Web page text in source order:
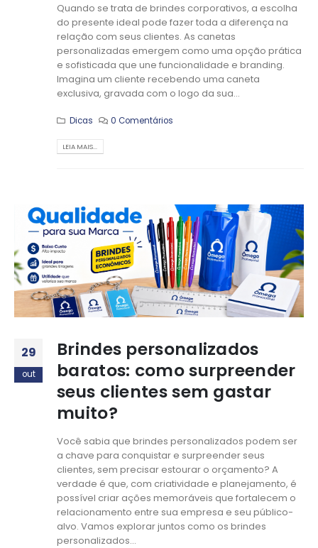
Quando se trata de brindes corporativos, a escolha
do presente ideal pode fazer toda a diferença na
relação com seus clientes. As canetas
personalizadas emergem como uma opção prática
e sofisticada que une funcionalidade e branding.
Imagina um cliente recebendo uma caneta
exclusiva, gravada com o logo da sua...
Dicas 0 Comentários
LEIA MAIS...
29
out
Brindes personalizados
baratos: como surpreender
seus clientes sem gastar
muito?
Você sabia que brindes personalizados podem ser
a chave para conquistar e surpreender seus
clientes, sem precisar estourar o orçamento? A
verdade é que, com criatividade e planejamento, é
possível criar ações memoráveis que fortalecem o
relacionamento entre sua empresa e seu público-
alvo. Vamos explorar juntos como os brindes
personalizados...